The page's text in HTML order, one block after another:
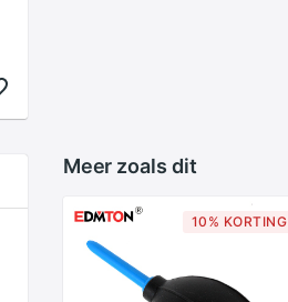
Meer zoals dit
10% KORTING